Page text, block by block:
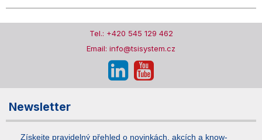
Tel.: +420 545 129 462
Email: info@tsisystem.cz
Newsletter
Získejte pravidelný přehled o novinkách, akcích a know-